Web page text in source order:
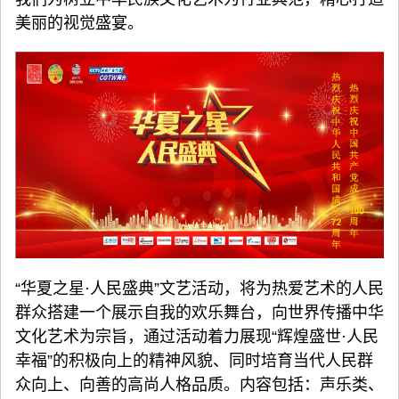
美丽的视觉盛宴。
“华夏之星·人民盛典”文艺活动，将为热爱艺术的人民
群众搭建一个展示自我的欢乐舞台，向世界传播中华
文化艺术为宗旨，通过活动着力展现“辉煌盛世·人民
幸福”的积极向上的精神风貌、同时培育当代人民群
众向上、向善的高尚人格品质。内容包括：声乐类、